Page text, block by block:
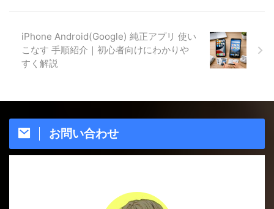
iPhone Android(Google) 純正アプリ 使い
こなす 手順紹介｜初心者向けにわかりや
すく解説
お問い合わせ